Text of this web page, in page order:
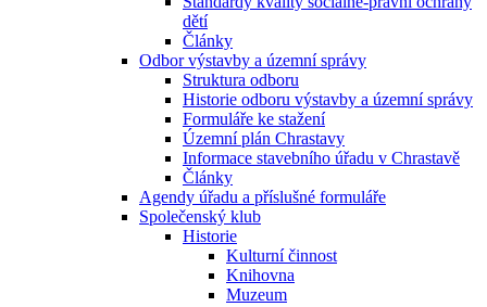
dětí
Články
Odbor výstavby a územní správy
Struktura odboru
Historie odboru výstavby a územní správy
Formuláře ke stažení
Územní plán Chrastavy
Informace stavebního úřadu v Chrastavě
Články
Agendy úřadu a příslušné formuláře
Společenský klub
Historie
Kulturní činnost
Knihovna
Muzeum